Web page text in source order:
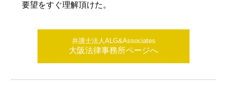
要望をすぐ理解頂けた。
弁護士法人ALG&Associates
大阪法律事務所ページへ